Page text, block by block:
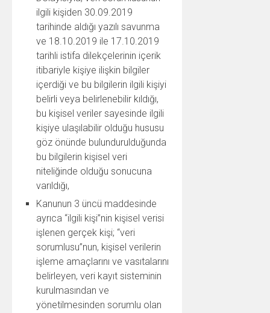
ilgili kişiden 30.09.2019
tarihinde aldığı yazılı savunma
ve 18.10.2019 ile 17.10.2019
tarihli istifa dilekçelerinin içerik
itibariyle kişiye ilişkin bilgiler
içerdiği ve bu bilgilerin ilgili kişiyi
belirli veya belirlenebilir kıldığı,
bu kişisel veriler sayesinde ilgili
kişiye ulaşılabilir olduğu hususu
göz önünde bulundurulduğunda
bu bilgilerin kişisel veri
niteliğinde olduğu sonucuna
varıldığı,
Kanunun 3 üncü maddesinde
ayrıca “ilgili kişi”nin kişisel verisi
işlenen gerçek kişi; “veri
sorumlusu”nun, kişisel verilerin
işleme amaçlarını ve vasıtalarını
belirleyen, veri kayıt sisteminin
kurulmasından ve
yönetilmesinden sorumlu olan